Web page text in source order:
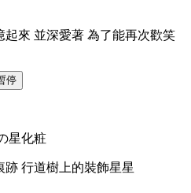
起來 並深愛著 為了能再次歡笑
停
星化粧
行道樹上的裝飾星星